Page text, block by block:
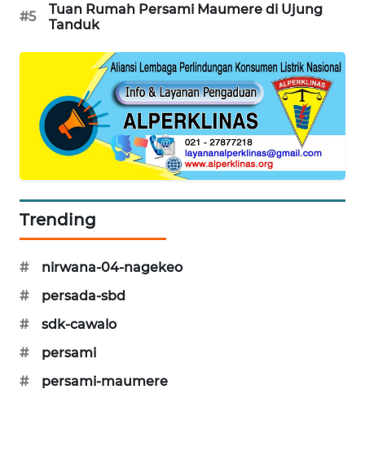
#5
Tuan Rumah Persami Maumere di Ujung
Tanduk
Trending
#
nirwana-04-nagekeo
#
persada-sbd
#
sdk-cawalo
#
persami
#
persami-maumere